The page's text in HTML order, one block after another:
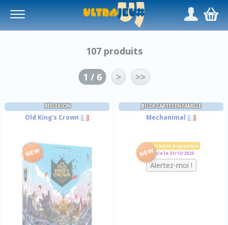
/,
107 produits
1 / 6 > >>
RÉFLEXION
Old King's Crown
JEU DE CARTES EN FAMILLE
Mechanimal
Prix Bientôt Disponible
Sortie le 31/12/2026